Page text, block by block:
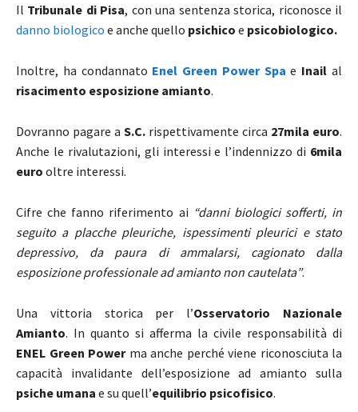
Il Tribunale di Pisa, con una sentenza storica, riconosce il
danno biologico e anche quello psichico e psicobiologico.
Inoltre, ha condannato Enel Green Power Spa e Inail al
risacimento esposizione amianto.
Dovranno pagare a S.C. rispettivamente circa 27mila euro.
Anche le rivalutazioni, gli interessi e l’indennizzo di 6mila
euro oltre interessi.
Cifre che fanno riferimento ai “danni biologici sofferti, in
seguito a placche pleuriche, ispessimenti pleurici e stato
depressivo, da paura di ammalarsi, cagionato dalla
esposizione professionale ad amianto non cautelata”.
Una vittoria storica per l’Osservatorio Nazionale
Amianto. In quanto si afferma la civile responsabilità di
ENEL Green Powerma anche perché viene riconosciuta la
capacità invalidante dell’esposizione ad amianto sulla
psiche umana e su quell’equilibrio psicofisico.